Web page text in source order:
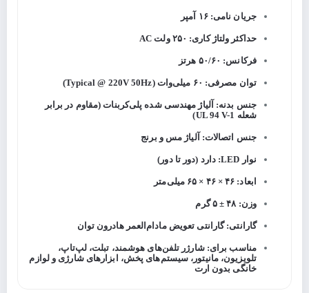
جریان نامی: ۱۶ آمپر
حداکثر ولتاژ کاری: ۲۵۰ ولت AC
فرکانس: ۵۰/۶۰ هرتز
توان مصرفی: ۶۰ میلی‌وات (Typical @ 220V 50Hz)
جنس بدنه: آلیاژ مهندسی شده پلی‌کربنات (مقاوم در برابر
شعله UL 94 V-1)
جنس اتصالات: آلیاژ مس و برنج
نوار LED: دارد (دور تا دور)
ابعاد: ۴۶ × ۴۶ × ۶۵ میلی‌متر
وزن: ۴۸ ± ۵ گرم
گارانتی: گارانتی تعویض مادام‌العمر هادرون توان
مناسب برای: شارژر تلفن‌های هوشمند، تبلت، لپ‌تاپ،
تلویزیون، مانیتور، سیستم‌های پخش، ابزارهای شارژی و لوازم
خانگی بدون ارت